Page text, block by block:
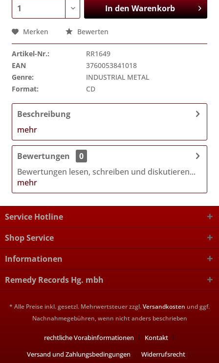
In denWarenkorb
Merken Bewerten
Artikel-Nr.:
RR1649
EAN
3760053841018
Genre:
INDUSTRIAL METAL
Format:
CD
Beschreibung
mehr
Bewertungen
0
Bewertungen lesen, schreiben und diskutieren...
mehr
Service Hotline
Shop Service
Informationen
Remedy Records Hg. mbh
* Alle Preise inkl. gesetzl. Mehrwertsteuer zzgl.Versandkosten und ggf.
Nachnahmegebühren, wenn nicht anders beschrieben
rechtliche Vorabinformationen
Kontakt
Versand und Zahlungsbedingungen
Widerrufsrecht